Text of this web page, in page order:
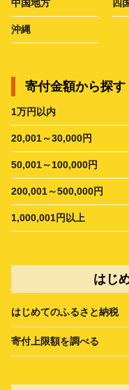
中国地方 四
沖縄
寄付金額から探す
1万円以内
20,001～30,000円
50,001～100,000円
200,001～500,000円
1,000,001円以上
はじ
はじめてのふるさと納税
寄付上限額を調べる